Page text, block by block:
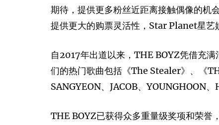
期待，提供更多粉丝近距离接触偶像的机
提供更大的购票灵活性，Star Planet星艺
自2017年出道以来，THE BOYZ凭借充
们的热门歌曲包括《The Stealer》、《
SANGYEON、JACOB、YOUNGHOON
THE BOYZ已获得众多重量级奖项和荣